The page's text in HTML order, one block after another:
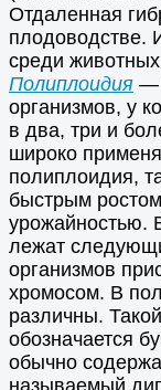
Отдаленная
плодоводстве.
среди
Полиплоидия —
организмов, у
в два, три и
широко
полиплоидия,
быстрым
урожайностью.
лежат
организмов
хромосом. В
различны.
обозначается
обычно
называемый